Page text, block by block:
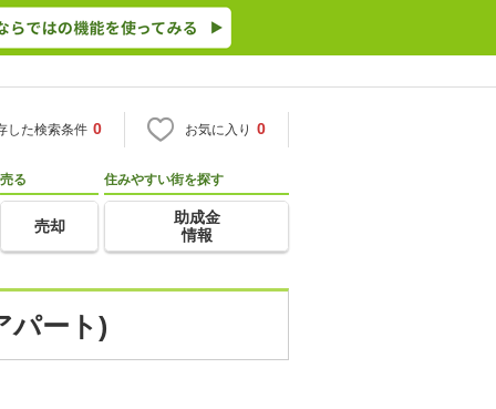
した検索条件 0 お気に入り 0
売る
売却
住みやすい街を探す
助成金
情報
パート)